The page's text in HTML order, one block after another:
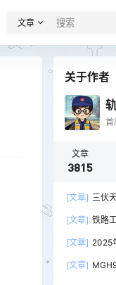
文章
关于作者
首
文章
3815
[文章] 三伏
[文章] 铁路
[文章] 2025
[文章]